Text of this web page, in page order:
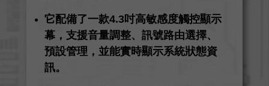
它配備了一款4.3吋高敏感度觸控顯示
幕，支援音量調整、訊號路由選擇、
預設管理，並能實時顯示系統狀態資
訊。